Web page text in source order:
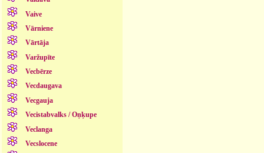
Vaive
Vārniene
Vārtāja
Varžupīte
Vecbērze
Vecdaugava
Vecgauja
Vecistabvalks / Oņķupe
Veclanga
Vecslocene